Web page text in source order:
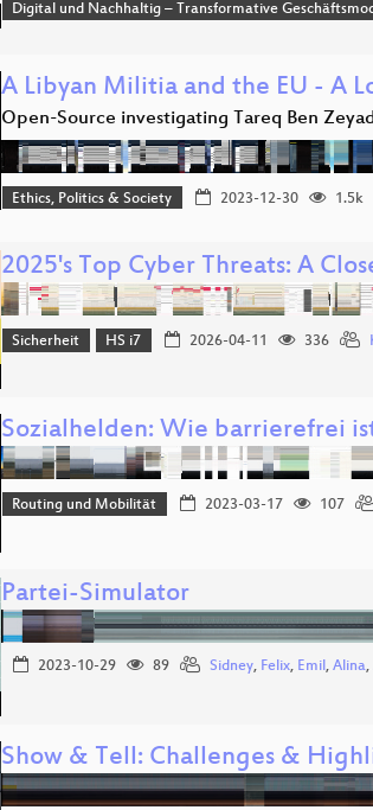
Digital und Nachhaltig – Transformative
A Libyan Militia and the EU - A
Open-Source investigating Tareq Ben
Ethics, Politics & Society 2023-12-30 1.5k
2025's Top Cyber Threats: A
Sicherheit HS i7 2026-04-11 336
Sozialhelden: Wie barrierefrei
Routing und Mobilität 2023-03-17 107
Partei-Simulator
2023-10-29 89 Sidney, Felix, Emil, Alina,
Show & Tell: Challenges &